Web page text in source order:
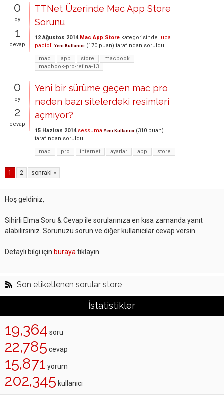
0
oy
1
cevap
TTNet Üzerinde Mac App Store
Sorunu
12 Ağustos 2014 Mac App Store kategorisinde luca
pacioli Yeni Kullanıcı (170 puan) tarafından soruldu
mac
app store
macbook
macbook-pro-retina-13
0
oy
2
cevap
Yeni bir sürüme geçen mac pro
neden bazı sitelerdeki resimleri
açmıyor?
15 Haziran 2014 sessuma Yeni Kullanıcı (310 puan)
tarafından soruldu
mac
pro internet ayarlar app store
1 2 sonraki »
Hoş geldiniz,
Sihirli Elma Soru & Cevap ile sorularınıza en kısa zamanda yanıt
alabilirsiniz. Sorunuzu sorun ve diğer kullanıcılar cevap versin.
Detaylı bilgi için buraya tıklayın.
Son etiketlenen sorular store
İstatistikler
19,364 soru
22,785 cevap
15,871 yorum
202,345 kullanıcı